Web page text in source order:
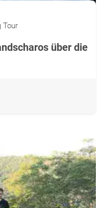
Tour
über die